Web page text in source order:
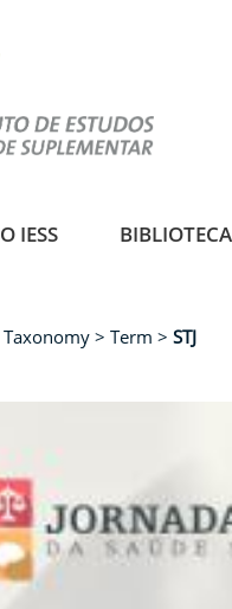
O IESS BIBLIOTECA
Taxonomy Term STJ